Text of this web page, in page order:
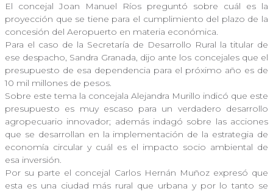
El concejal Joan Manuel Ríos preguntó sobre cuál es la
proyección que se tiene para el cumplimiento del plazo de la
concesión del Aeropuerto en materia económica.
Para el caso de la Secretaría de Desarrollo Rural la titular de
ese despacho, Sandra Granada, dijo ante los concejales que el
presupuesto de esa dependencia para el próximo año es de
10 mil millones de pesos.
Sobre este tema la concejala Alejandra Murillo indicó que este
presupuesto es muy escaso para un verdadero desarrollo
agropecuario innovador; además indagó sobre las acciones
que se desarrollan en la implementación de la estrategia de
economía circular y cuál es el impacto socio ambiental de
esa inversión.
Por su parte el concejal Carlos Hernán Muñoz expresó que
esta es una ciudad más rural que urbana y por lo tanto se